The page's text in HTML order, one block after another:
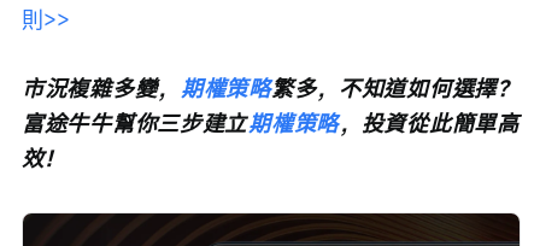
則>>
市況複雜多變， 期權策略繁多，不知道如何選擇？
富途牛牛幫你三步建立期權策略，投資從此簡單高
效！